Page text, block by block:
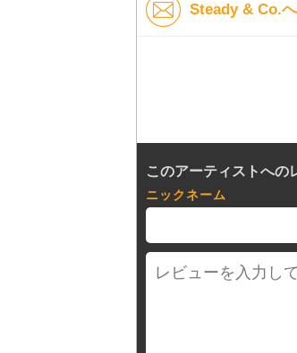
Steady & Co.
このアーティストへの
ニックネーム